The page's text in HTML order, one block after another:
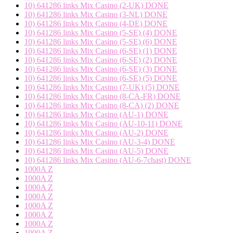
10) 641286 links Mix Casino (2-UK) DONE
10) 641286 links Mix Casino (3-NL) DONE
10) 641286 links Mix Casino (4-DE) DONE
10) 641286 links Mix Casino (5-SE) (4) DONE
10) 641286 links Mix Casino (5-SE) (6) DONE
10) 641286 links Mix Casino (6-SE) (1) DONE
10) 641286 links Mix Casino (6-SE) (2) DONE
10) 641286 links Mix Casino (6-SE) (3) DONE
10) 641286 links Mix Casino (6-SE) (5) DONE
10) 641286 links Mix Casino (7-UK) (5) DONE
10) 641286 links Mix Casino (8-CA-FR) DONE
10) 641286 links Mix Casino (8-CA) (2) DONE
10) 641286 links Mix Casino (AU-1) DONE
10) 641286 links Mix Casino (AU-10-11) DONE
10) 641286 links Mix Casino (AU-2) DONE
10) 641286 links Mix Casino (AU-3-4) DONE
10) 641286 links Mix Casino (AU-5) DONE
10) 641286 links Mix Casino (AU-6-7chast) DONE
1000A Z
1000A Z
1000A Z
1000A Z
1000A Z
1000A Z
1000A Z